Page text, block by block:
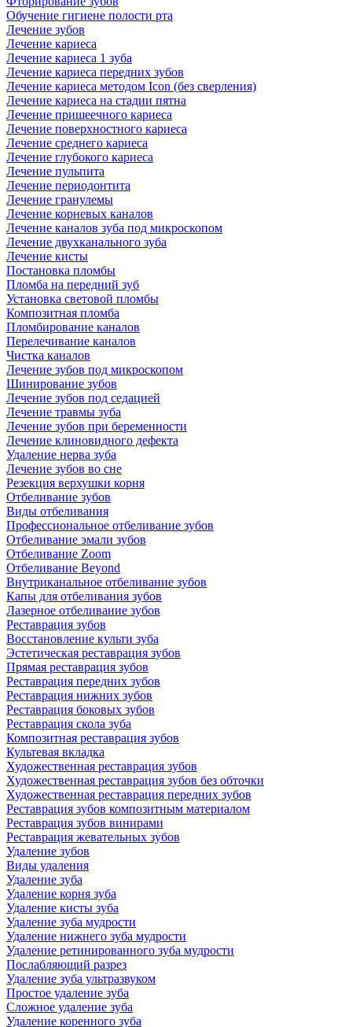
Обучение гигиене полости рта
Лечение зубов
Лечение кариеса
Лечение кариеса 1 зуба
Лечение кариеса передних зубов
Лечение кариеса методом Icon (без сверления)
Лечение кариеса на стадии пятна
Лечение пришеечного кариеса
Лечение поверхностного кариеса
Лечение среднего кариеса
Лечение глубокого кариеса
Лечение пульпита
Лечение периодонтита
Лечение гранулемы
Лечение корневых каналов
Лечение каналов зуба под микроскопом
Лечение двухканального зуба
Лечение кисты
Постановка пломбы
Пломба на передний зуб
Установка световой пломбы
Композитная пломба
Пломбирование каналов
Перелечивание каналов
Чистка каналов
Лечение зубов под микроскопом
Шинирование зубов
Лечение зубов под седацией
Лечение травмы зуба
Лечение зубов при беременности
Лечение клиновидного дефекта
Удаление нерва зуба
Лечение зубов во сне
Резекция верхушки корня
Отбеливание зубов
Виды отбеливания
Профессиональное отбеливание зубов
Отбеливание эмали зубов
Отбеливание Zoom
Отбеливание Beyond
Внутриканальное отбеливание зубов
Капы для отбеливания зубов
Лазерное отбеливание зубов
Реставрация зубов
Восстановление культи зуба
Эстетическая реставрация зубов
Прямая реставрация зубов
Реставрация передних зубов
Реставрация нижних зубов
Реставрация боковых зубов
Реставрация скола зуба
Композитная реставрация зубов
Культевая вкладка
Художественная реставрация зубов
Художественная реставрация зубов без обточки
Художественная реставрация передних зубов
Реставрация зубов композитным материалом
Реставрация зубов винирами
Реставрация жевательных зубов
Удаление зубов
Виды удаления
Удаление зуба
Удаление корня зуба
Удаление кисты зуба
Удаление зуба мудрости
Удаление нижнего зуба мудрости
Удаление ретинированного зуба мудрости
Послабляющий разрез
Удаление зуба ультразвуком
Простое удаление зуба
Сложное удаление зуба
Удаление коренного зуба